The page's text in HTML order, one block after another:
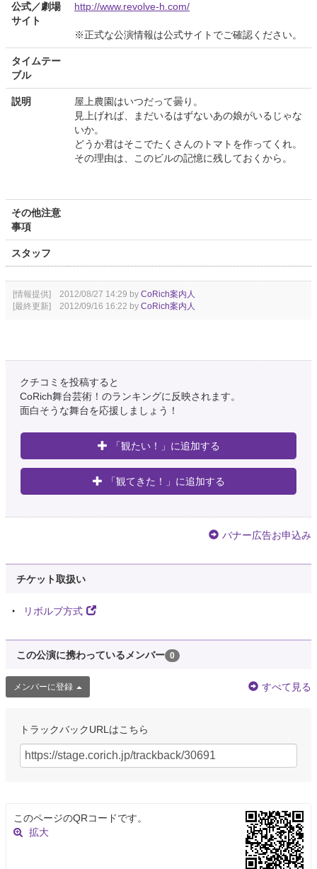
公式／劇場
サイト
http://www.revolve-h.com/
※正式な公演情報は公式サイトでご確認ください。
タイムテー
ブル
説明
屋上農園はいつだって曇り。
見上げれば、まだいるはずないあの娘がいるじゃな
いか。
どうか君はそこでたくさんのトマトを作ってくれ。
その理由は、このビルの記憶に残しておくから。
その他注意
事項
スタッフ
[情報提供] 2012/08/27 14:29 by CoRich案内人
[最終更新] 2012/09/16 16:22 by CoRich案内人
クチコミを投稿すると
CoRich舞台芸術！のランキングに反映されます。
面白そうな舞台を応援しましょう！
「観たい！」に追加する
「観てきた！」に追加する
バナー広告お申込み
チケット取扱い
リボルブ方式
この公演に携わっているメンバー 0
メンバーに登録 すべて見る
トラックバックURLはこちら
このページのQRコードです。
拡大